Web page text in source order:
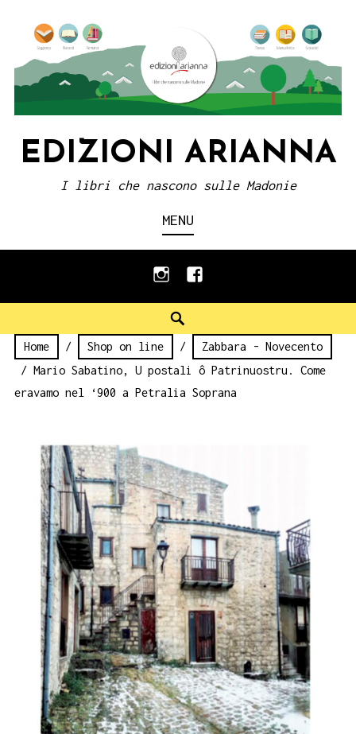
content
EDIZIONI ARIANNA
I libri che nascono sulle Madonie
MENU
instagramfacebook
Home / Shop on line /
Zabbara - Novecento
/ Mario Sabatino, U postali ô Patrinuostru. Come
eravamo nel ‘900 a Petralia Soprana